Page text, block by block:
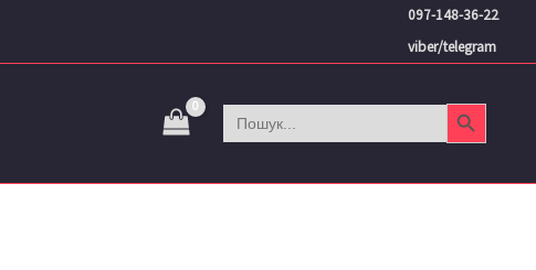
097-148-36-22
viber/telegram
Search
for:
Search Button